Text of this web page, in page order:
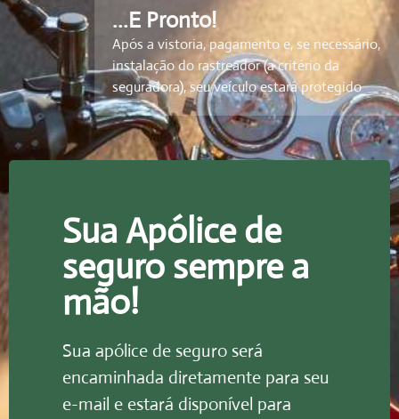
...E Pronto!
Após a vistoria, pagamento e, se necessário,
instalação do rastreador (a critério da
seguradora), seu veículo estará protegido
Sua Apólice de
seguro sempre a
mão!
Sua apólice de seguro será
encaminhada diretamente para seu
e-mail e estará disponível para